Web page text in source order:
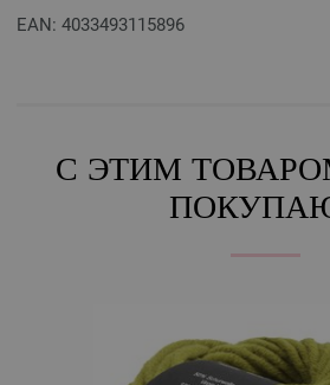
EAN: 4033493115896
С ЭТИМ